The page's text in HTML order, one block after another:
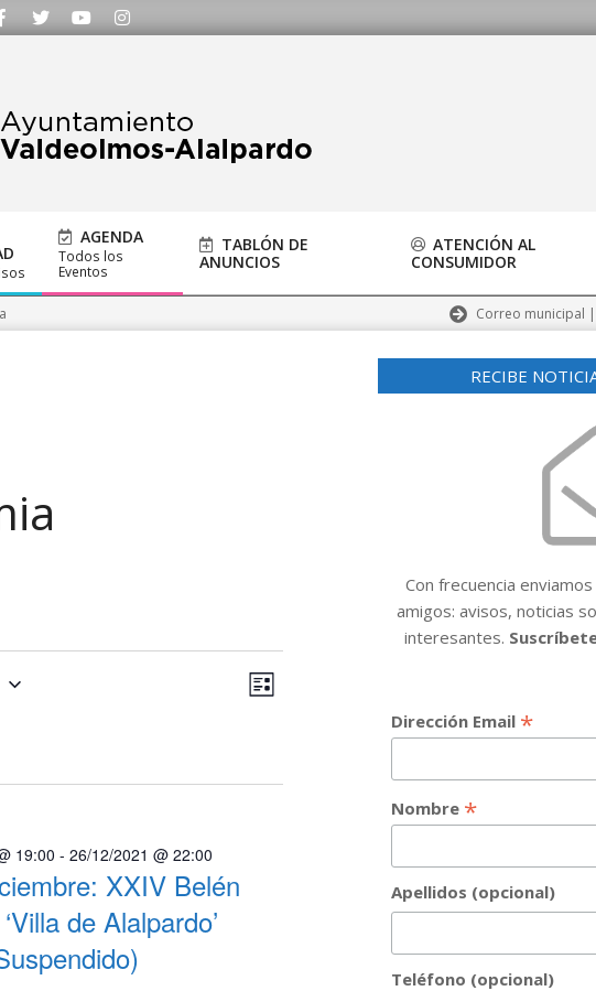
al 91 620 21 53 o escríbenos a ayuntamiento@alalpardo.org
AGENDA
Todos los
Eventos
TABLÓN DE
ANUNCIOS
ATENCIÓN AL
CONSUMIDOR
Correo municipal
N
e
N
a
g
Lista
XXIV Belén
de Alalpardo’
19:00 - 26/12/2021 @ 22:00
RECIBE
Con frecuencia
amigos: avisos, noticias
interesantes.
Dirección Email *
Nombre *
Apellidos (opcional)
Teléfono (opcional)